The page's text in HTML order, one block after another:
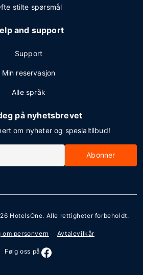
stilte spørsmål
and support
Support
Min reservasjon
Alle språk
på nyhetsbrevet
om nyheter og spesialtilbud!
Abonner
HotelsOne. Alle rettigheter forbeholdt.
personvern Avtalevilkår
Følg oss på